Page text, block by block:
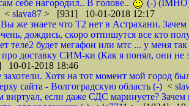
себе нагородил.. В голове..
(-)
< slava87 > [931] 10-01-2018 12:17
же знаете что Т2 нет в Астрахани.
дождись, скоро отпишутся все кто
теле2 будет мегафон или мтс ... у меня
про доставку СИМ-ки (Как я понял, они не
10-01-2018 18:46
захотели. Хотя на тот момент мой город
сайта - Волгоградскую область (-) <
виртуал, если даже СДС маринуете?